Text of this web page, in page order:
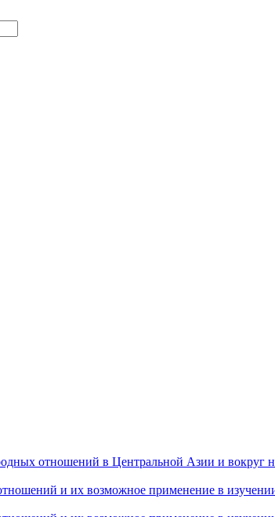
отношений в Центральной Азии и вокруг
и их возможное применение в изучении